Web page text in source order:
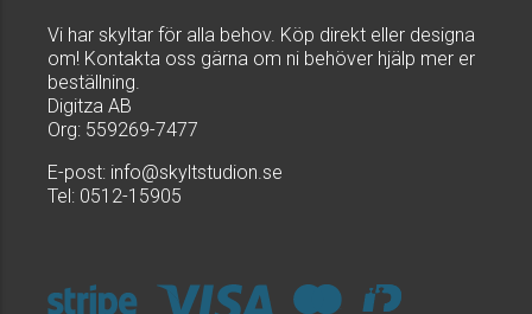
Vi har skyltar för alla behov. Köp direkt eller designa
om! Kontakta oss gärna om ni behöver hjälp mer er
beställning.
Digitza AB
Org: 559269-7477
E-post: info@skyltstudion.se
Tel: 0512-15905